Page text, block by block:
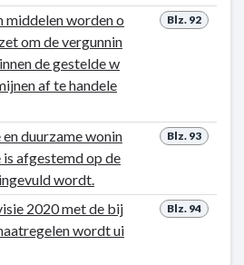
Blz. 92
middelen worden o
om de vergunnin
de gestelde w
af te handele
Blz. 93
duurzame wonin
afgestemd op de
wordt.
Blz. 94
2020 met de bij
wordt ui